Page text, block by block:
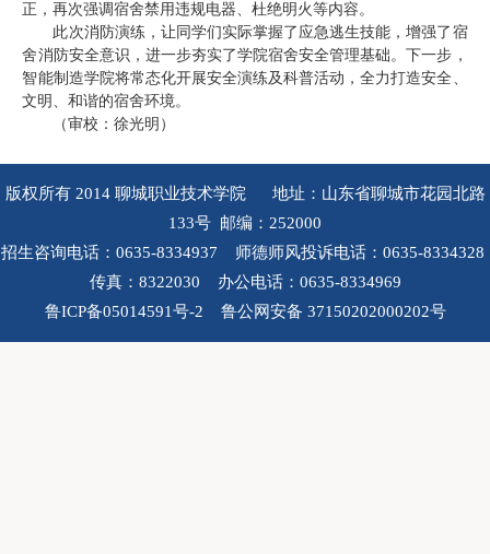
正，再次强调宿舍禁用违规电器、杜绝明火等内容。
此次消防演练，让同学们实际掌握了应急逃生技能，增强了宿
舍消防安全意识，进一步夯实了学院宿舍安全管理基础。下一步，
智能制造学院将常态化开展安全演练及科普活动，全力打造安全、
文明、和谐的宿舍环境。
（审校：徐光明）
版权所有 2014 聊城职业技术学院 地址：山东省聊城市花园北路
133号 邮编：252000
招生咨询电话：0635-8334937 师德师风投诉电话：0635-8334328
传真：8322030 办公电话：0635-8334969
鲁ICP备05014591号-2 鲁公网安备 37150202000202号